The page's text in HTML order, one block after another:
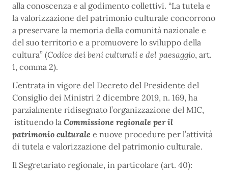
alla conoscenza e al godimento collettivi. “La tutela e
la valorizzazione del patrimonio culturale concorrono
a preservare la memoria della comunità nazionale e
del suo territorio e a promuovere lo sviluppo della
cultura” (Codice dei beni culturali e del paesaggio, art.
1, comma 2).
L’entrata in vigore del Decreto del Presidente del
Consiglio dei Ministri 2 dicembre 2019, n. 169, ha
parzialmente ridisegnato l’organizzazione del MIC,
istituendo la Commissione regionale per il
patrimonio culturale e nuove procedure per l’attività
di tutela e valorizzazione del patrimonio culturale.
Il Segretariato regionale, in particolare (art. 40):